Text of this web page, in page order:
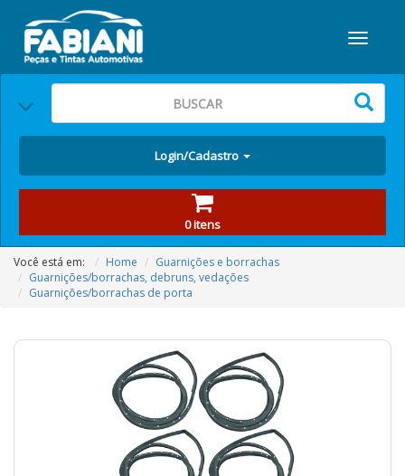
Login/Cadastro
0 itens
Você está em: Home
Guarnições e borrachas
Guarnições/borrachas, debruns, vedações
Guarnições/borrachas de porta